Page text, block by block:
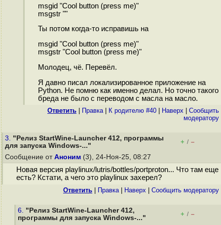
msgid "Cool button (press me)"
msgstr ""
Ты потом когда-то исправишь на
msgid "Cool button (press me)"
msgstr "Cool button (press me)"
Молодец, чё. Перевёл.
Я давно писал локализированное приложение на
Python. Не помню как именно делал. Но точно такого
бреда не было с переводом с масла на масло.
Ответить Правка| К родителю #40 Наверх
Cообщить
модератору
3. "Релиз StartWine-Launcher 412, программы
для запуска Windows-..."
+ / –
Сообщение от Аноним (3), 24-Ноя-25, 08:27
Новая версия playlinux/lutris/bottles/portproton... Что там еще
есть? Кстати, а чего это playlinux захерел?
Ответить Правка| Наверх Cообщить модератору
6. "Релиз StartWine-Launcher 412,
программы для запуска Windows-..."
+ / –